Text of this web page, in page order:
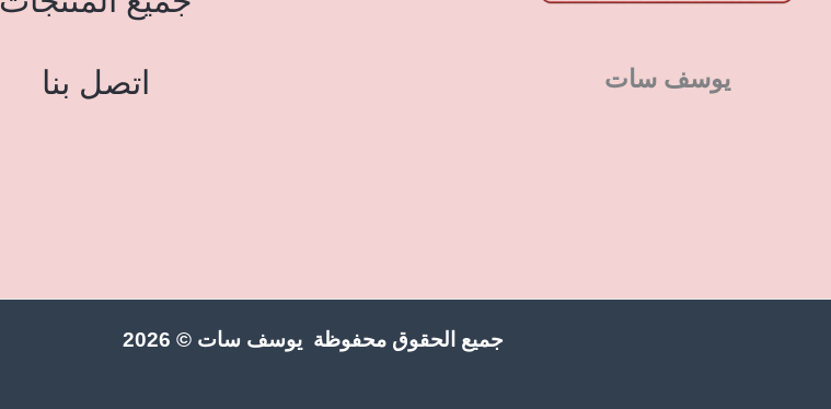
يوسف سات اتصل بنا
جميع الحقوق محفوظة يوسف سات © 2026